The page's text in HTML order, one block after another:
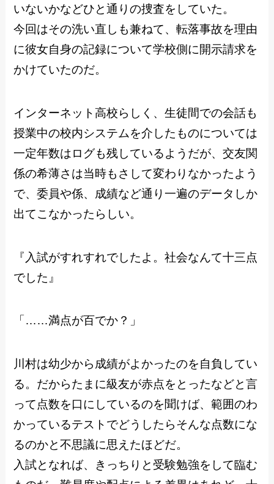
いないかなどひと通りの捜査をしていた。
今回はその洗い直しも兼ねて、転落事故を理由
に彼女自身の記録について学校側に開示請求を
かけていたのだ。
インターネット高校らしく、生徒間での会話も
授業中の校内システムを介したものについては
一定年数はログも残しているようだが、交友関
係の希薄さは当時もさして変わりなかったよう
で、委員や係、成績など通り一遍のデータしか
出てこなかったらしい。
『入試がすれすれでしたよ。社会なんて十三点
でした』
「……満点が百でか？」
川村は幼少から成績がよかったのを自負してい
る。だからたまに級友が赤点をとったなどと言
って点数を口にしているのを聞けば、範囲のわ
かっているテストでどうしたらそんな点数にな
るのかと不思議に思えたほどだ。
入試となれば、きっちりと受験勉強をして臨む